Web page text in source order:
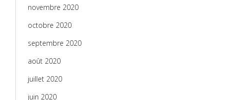
novembre 2020
octobre 2020
septembre 2020
août 2020
juillet 2020
juin 2020